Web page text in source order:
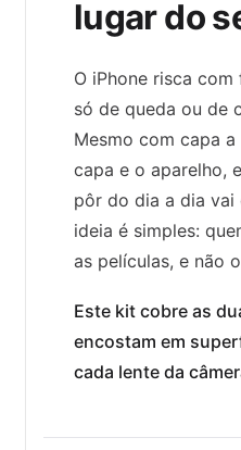
lugar do
O iPhone risca
só de queda ou de
Mesmo com capa
capa e o aparelho,
pôr do dia a dia vai
ideia é simples:
as películas, e não
Este kit cobre as
encostam em
cada lente da